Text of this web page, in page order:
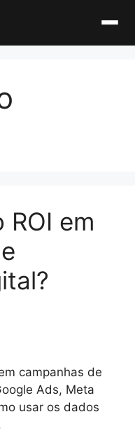
em
campanhas de
Ads, Meta
usar os dados